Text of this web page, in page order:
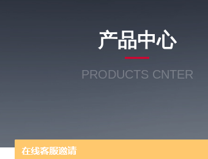
产品中心
PRODUCTS CNTER